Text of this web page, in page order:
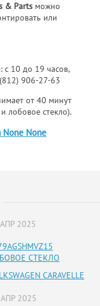
& Parts можно
или
с 10 до 19 часов,
906-27-63
от 40 минут
лобовое стекло).
None None
2025
СТЕКЛО
CARAVELLE
2025